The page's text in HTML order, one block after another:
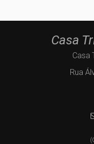
Casa
Casa
Rua